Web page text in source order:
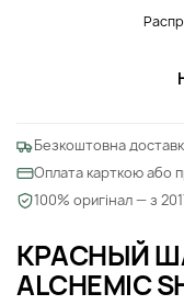
КРАСНЫЙ
ALCHEMIC
Безкоштовна
Оплата карткою або
100% оригінал — з